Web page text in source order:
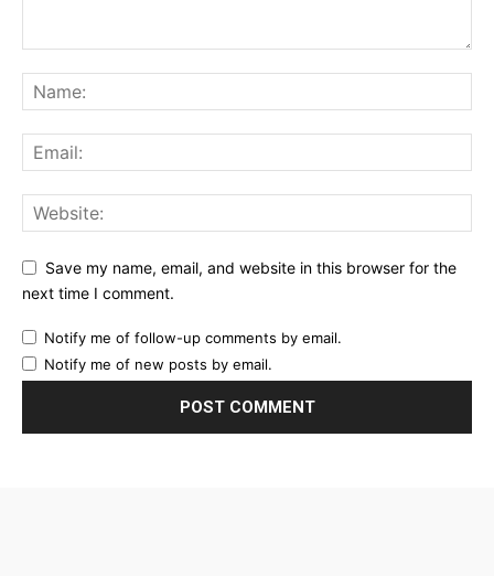
Save my name, email, and website in this browser for the
next time I comment.
Notify me of follow-up comments by email.
Notify me of new posts by email.